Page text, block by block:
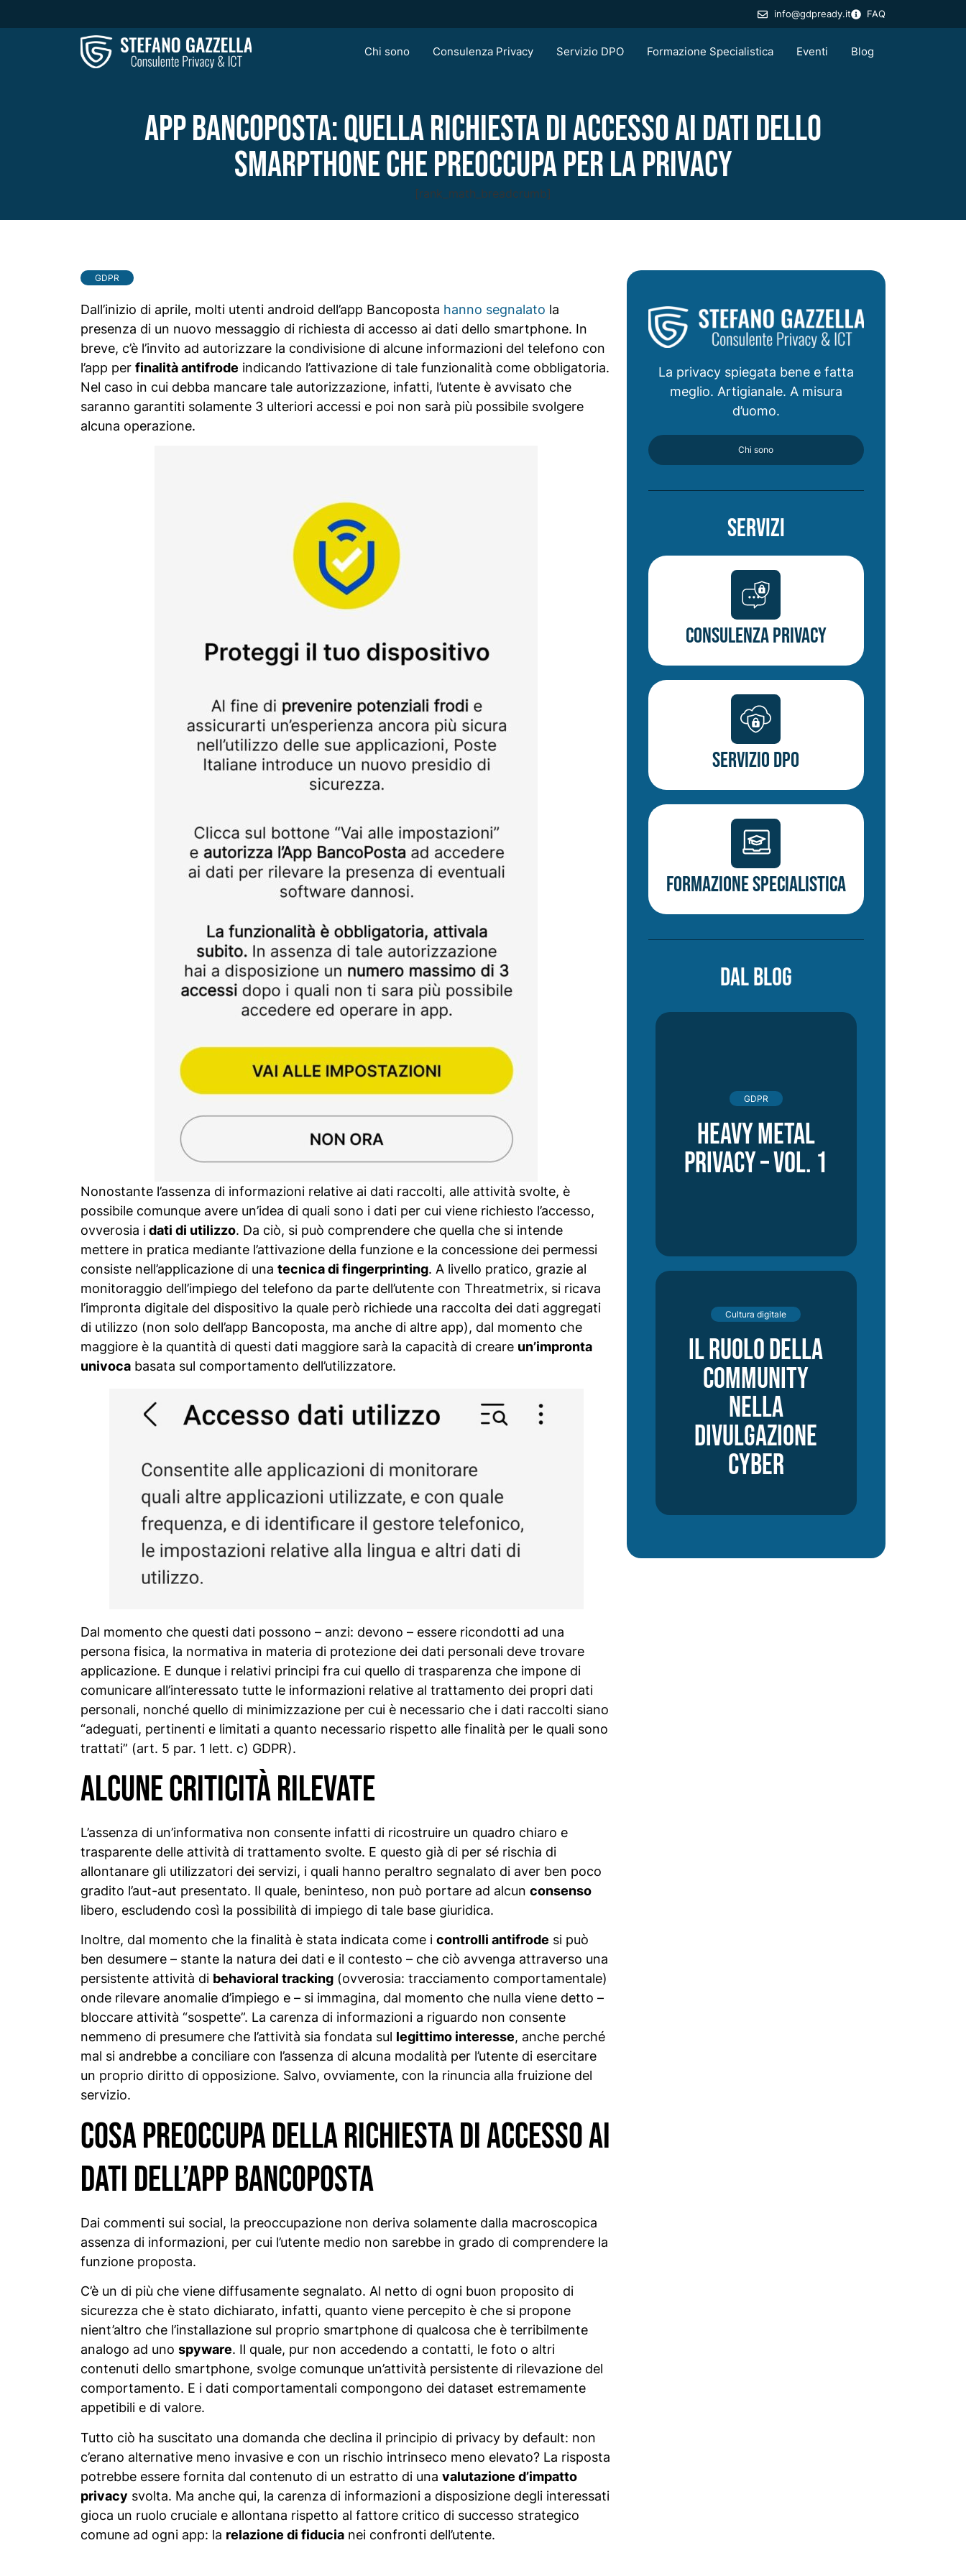
info@gdpready.it FAQ
Chi sono Consulenza Privacy Servizio DPO Formazione Specialistica Eventi Blog
App Bancoposta: quella richiesta di accesso ai dati dello
smarpthone che preoccupa per la privacy
[rank_math_breadcrumb]
GDPR
Dall’inizio di aprile, molti utenti android dell’app Bancoposta hanno segnalato la
presenza di un nuovo messaggio di richiesta di accesso ai dati dello smartphone. In
breve, c’è l’invito ad autorizzare la condivisione di alcune informazioni del telefono con
l’app per finalità antifrode indicando l’attivazione di tale funzionalità come obbligatoria.
Nel caso in cui debba mancare tale autorizzazione, infatti, l’utente è avvisato che
saranno garantiti solamente 3 ulteriori accessi e poi non sarà più possibile svolgere
alcuna operazione.
Nonostante l’assenza di informazioni relative ai dati raccolti, alle attività svolte, è
possibile comunque avere un’idea di quali sono i dati per cui viene richiesto l’accesso,
ovverosia idati di utilizzo. Da ciò, si può comprendere che quella che si intende
mettere in pratica mediante l’attivazione della funzione e la concessione dei permessi
consiste nell’applicazione di una tecnica di fingerprinting. A livello pratico, grazie al
monitoraggio dell’impiego del telefono da parte dell’utente con Threatmetrix, si ricava
l’impronta digitale del dispositivo la quale però richiede una raccolta dei dati aggregati
di utilizzo (non solo dell’app Bancoposta, ma anche di altre app), dal momento che
maggiore è la quantità di questi dati maggiore sarà la capacità di creare un’impronta
univoca basata sul comportamento dell’utilizzatore.
Dal momento che questi dati possono – anzi: devono – essere ricondotti ad una
persona fisica, la normativa in materia di protezione dei dati personali deve trovare
applicazione. E dunque i relativi principi fra cui quello di trasparenza che impone di
comunicare all’interessato tutte le informazioni relative al trattamento dei propri dati
personali, nonché quello di minimizzazione per cui è necessario che i dati raccolti siano
“adeguati, pertinenti e limitati a quanto necessario rispetto alle finalità per le quali sono
trattati” (art. 5 par. 1 lett. c) GDPR).
Alcune criticità rilevate
L’assenza di un’informativa non consente infatti di ricostruire un quadro chiaro e
trasparente delle attività di trattamento svolte. E questo già di per sé rischia di
allontanare gli utilizzatori dei servizi, i quali hanno peraltro segnalato di aver ben poco
gradito l’aut-aut presentato. Il quale, beninteso, non può portare ad alcun consenso
libero, escludendo così la possibilità di impiego di tale base giuridica.
Inoltre, dal momento che la finalità è stata indicata come i controlli antifrode si può
ben desumere – stante la natura dei dati e il contesto – che ciò avvenga attraverso una
persistente attività di behavioral tracking (ovverosia: tracciamento comportamentale)
onde rilevare anomalie d’impiego e – si immagina, dal momento che nulla viene detto –
bloccare attività “sospette”. La carenza di informazioni a riguardo non consente
nemmeno di presumere che l’attività sia fondata sul legittimo interesse, anche perché
mal si andrebbe a conciliare con l’assenza di alcuna modalità per l’utente di esercitare
un proprio diritto di opposizione. Salvo, ovviamente, con la rinuncia alla fruizione del
servizio.
Cosa preoccupa della richiesta di accesso ai
dati dell’app BancoPosta
Dai commenti sui social, la preoccupazione non deriva solamente dalla macroscopica
assenza di informazioni, per cui l’utente medio non sarebbe in grado di comprendere la
funzione proposta.
C’è un di più che viene diffusamente segnalato. Al netto di ogni buon proposito di
sicurezza che è stato dichiarato, infatti, quanto viene percepito è che si propone
nient’altro che l’installazione sul proprio smartphone di qualcosa che è terribilmente
analogo ad uno spyware. Il quale, pur non accedendo a contatti, le foto o altri
contenuti dello smartphone, svolge comunque un’attività persistente di rilevazione del
comportamento. E i dati comportamentali compongono dei dataset estremamente
appetibili e di valore.
Tutto ciò ha suscitato una domanda che declina il principio di privacy by default: non
c’erano alternative meno invasive e con un rischio intrinseco meno elevato? La risposta
potrebbe essere fornita dal contenuto di un estratto di una valutazione d’impatto
privacy svolta. Ma anche qui, la carenza di informazioni a disposizione degli interessati
gioca un ruolo cruciale e allontana rispetto al fattore critico di successo strategico
comune ad ogni app: la relazione di fiducia nei confronti dell’utente.
La privacy spiegata bene e fatta
meglio. Artigianale. A misura
d’uomo.
Chi sono
Servizi
Consulenza Privacy
Servizio DPO
Formazione specialistica
DAL BLOG
GDPR
Heavy Metal
Privacy – vol. 1
Cultura digitale
Il ruolo della
community
nella
divulgazione
cyber